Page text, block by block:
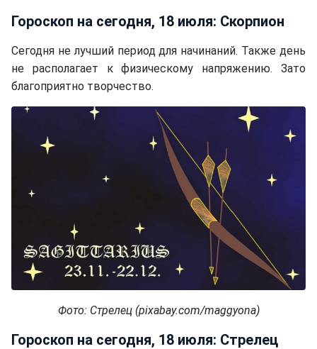
Гороскоп на сегодня, 18 июля: Скорпион
Сегодня не лучший период для начинаний. Также день
не располагает к физическому напряжению. Зато
благоприятно творчество.
Фото: Стрелец (pixabay.com/maggyona)
Гороскоп на сегодня, 18 июля: Стрелец